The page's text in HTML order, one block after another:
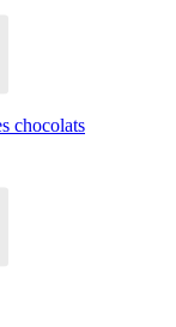
chocolats